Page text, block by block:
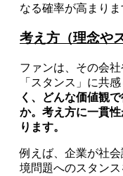
なる確率が高まりま
考え方（理念や
ファンは、その会
「スタンス」に共感
く、どんな価値観
か。考え方に一貫
ります。
例えば、企業が社
境問題へのスタン